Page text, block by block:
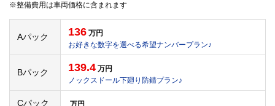
※整備費用は車両価格に含まれます
Aパック 136 万円
お好きな数字を選べる希望ナンバープラン♪
Bパック 139.4 万円
ノックスドール下廻り防錆プラン♪
Cパック 万円